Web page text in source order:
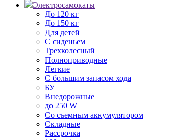
Электросамокаты
До 120 кг
До 150 кг
Для детей
С сиденьем
Трехколесный
Полноприводные
Легкие
С большим запасом хода
БУ
Внедорожные
до 250 W
Со съемным аккумулятором
Складные
Рассрочка